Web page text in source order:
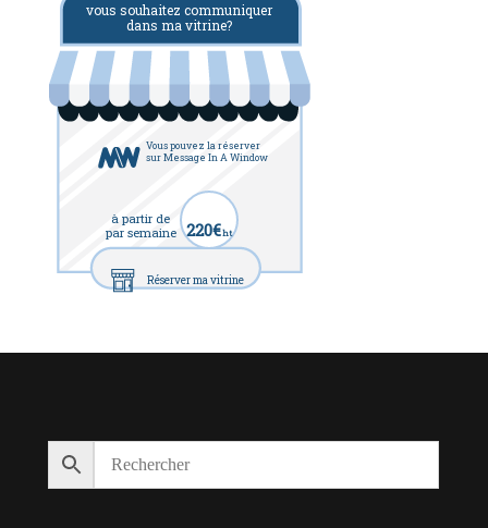
vous souhaitez communiquer
dans ma vitrine?
Vous pouvez la réserver
sur Message In A Window
à partir de
par semaine 220€ht
Réserver ma vitrine